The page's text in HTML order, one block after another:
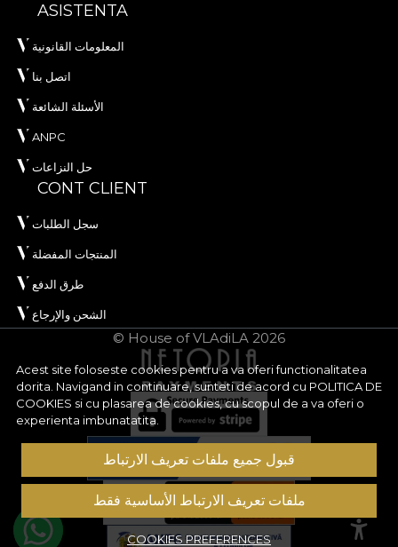
Acest site foloseste cookies pentru a va oferi functionalitatea
dorita. Navigand in continuare, sunteti de acord cu POLITICA DE
COOKIES si cu plasarea de cookies, cu scopul de a va oferi o
experienta imbunatatita.
قبول جميع ملفات تعريف الارتباط
ملفات تعريف الارتباط الأساسية فقط
COOKIES PREFERENCES
ASISTENTA
المعلومات القانونية
اتصل بنا
الأسئلة الشائعة
ANPC
حل النزاعات
CONT CLIENT
سجل الطلبات
المنتجات المفضلة
طرق الدفع
الشحن والإرجاع
© House of VLAdiLA 2026